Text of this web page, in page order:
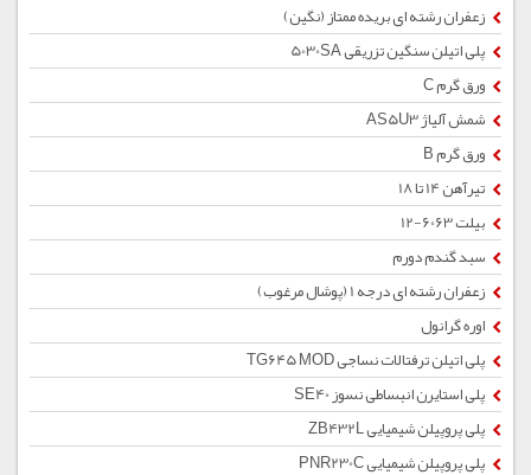
زعفران رشته ای بریده ممتاز (نگین)
پلی اتیلن سنگین تزریقی 5030SA
ورق گرم C
شمش آلیاژ AS5U3
ورق گرم B
تیرآهن 14 تا 18
بیلت 6063-12
سبد گندم دورم
زعفران رشته ای درجه 1 (پوشال مرغوب)
اوره گرانول
پلی اتیلن ترفتالات نساجی TG645 MOD
پلی استایرن انبساطی نسوز SE40
پلی پروپیلن شیمیایی ZB432L
پلی پروپیلن شیمیایی PNR230C